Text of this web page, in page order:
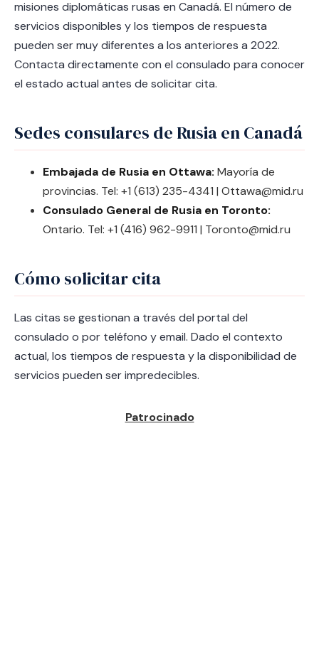
misiones diplomáticas rusas en Canadá. El número de
servicios disponibles y los tiempos de respuesta
pueden ser muy diferentes a los anteriores a 2022.
Contacta directamente con el consulado para conocer
el estado actual antes de solicitar cita.
Sedes consulares de Rusia en Canadá
Embajada de Rusia en Ottawa: Mayoría de
provincias. Tel: +1 (613) 235-4341 | Ottawa@mid.ru
Consulado General de Rusia en Toronto:
Ontario. Tel: +1 (416) 962-9911 | Toronto@mid.ru
Cómo solicitar cita
Las citas se gestionan a través del portal del
consulado o por teléfono y email. Dado el contexto
actual, los tiempos de respuesta y la disponibilidad de
servicios pueden ser impredecibles.